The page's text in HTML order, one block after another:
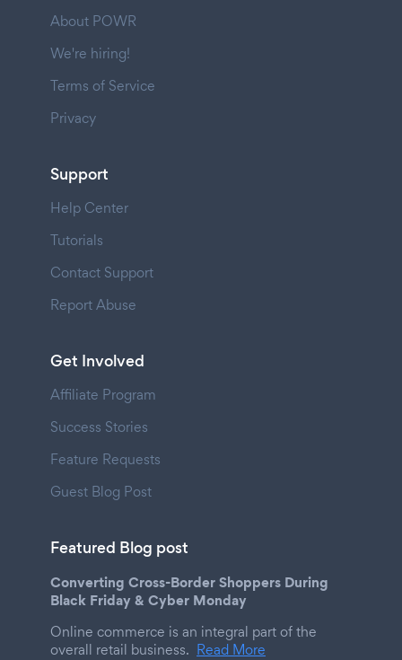
About POWR
We're hiring!
Terms of Service
Privacy
Support
Help Center
Tutorials
Contact Support
Report Abuse
Get Involved
Affiliate Program
Success Stories
Feature Requests
Guest Blog Post
Featured Blog post
Converting Cross-Border Shoppers During
Black Friday & Cyber Monday
Online commerce is an integral part of the
overall retail business. Read More